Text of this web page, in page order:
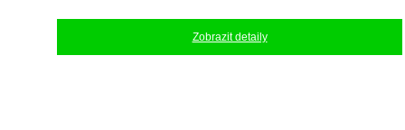
Zobrazit detaily